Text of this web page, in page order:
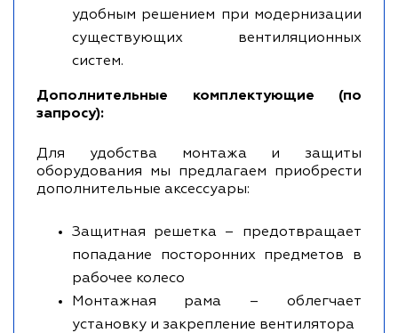
удобным решением при модернизации
существующих вентиляционных
систем.
Дополнительные комплектующие (по
запросу):
Для удобства монтажа и защиты
оборудования мы предлагаем приобрести
дополнительные аксессуары:
Защитная решетка – предотвращает
попадание посторонних предметов в
рабочее колесо
Монтажная рама – облегчает
установку и закрепление вентилятора